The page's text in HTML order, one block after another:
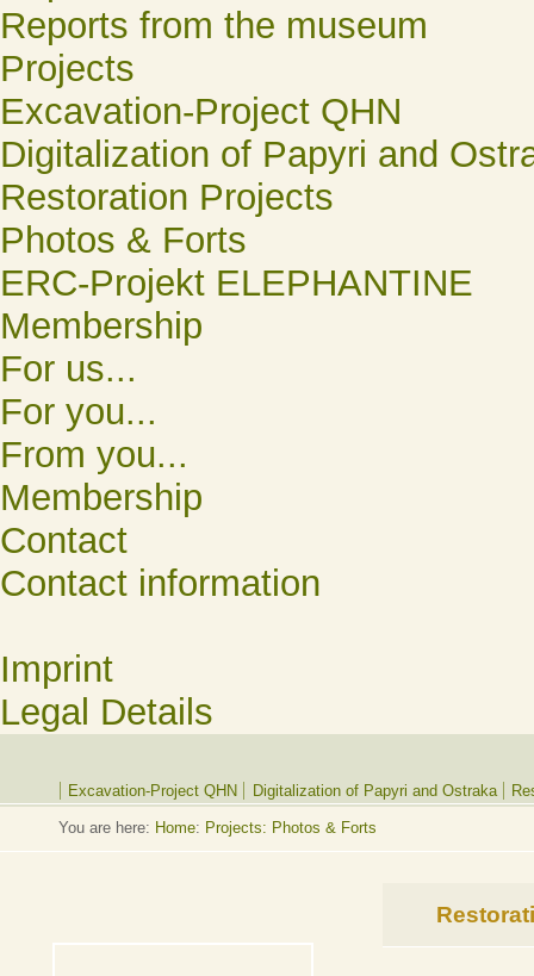
Reports from the museum
Projects
Excavation-Project QHN
Digitalization of Papyri and
Restoration Projects
Photos & Forts
ERC-Projekt ELEPHANTINE
Membership
For us...
For you...
From you...
Membership
Contact
Contact information
Imprint
Legal Details
Excavation-Project QHN Digitalization of Papyri and Ostraka
You are here: Home: Projects: Photos & Forts